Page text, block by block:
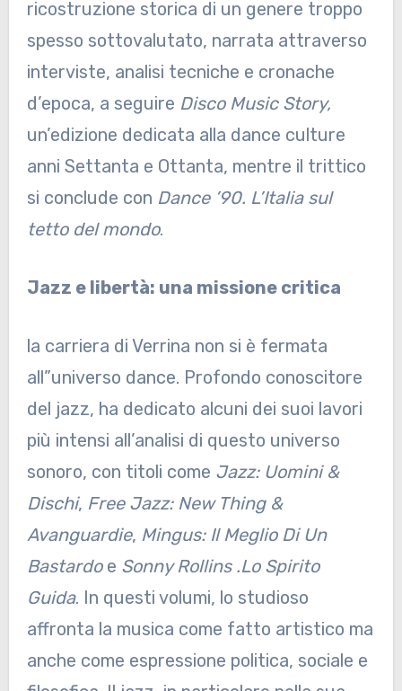
ricostruzione storica di un genere troppo
spesso sottovalutato, narrata attraverso
interviste, analisi tecniche e cronache
d’epoca, a seguire Disco Music Story,
un’edizione dedicata alla dance culture
anni Settanta e Ottanta, mentre il trittico
si conclude con Dance ’90. L’Italia sul
tetto del mondo.
Jazz e libertà: una missione critica
la carriera di Verrina non si è fermata
all”universo dance. Profondo conoscitore
del jazz, ha dedicato alcuni dei suoi lavori
più intensi all’analisi di questo universo
sonoro, con titoli come Jazz: Uomini &
Dischi, Free Jazz: New Thing &
Avanguardie, Mingus: Il Meglio Di Un
Bastardoe Sonny Rollins .Lo Spirito
Guida. In questi volumi, lo studioso
affronta la musica come fatto artistico ma
anche come espressione politica, sociale e